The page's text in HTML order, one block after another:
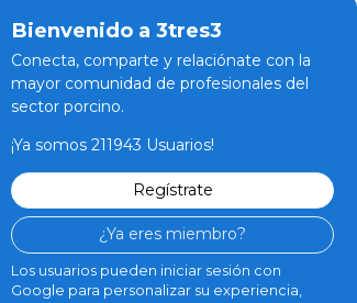
Bienvenido a 3tres3
Conecta, comparte y relaciónate con la
mayor comunidad de profesionales del
sector porcino.
¡Ya somos 211943 Usuarios!
Regístrate
¿Ya eres miembro?
Los usuarios pueden iniciar sesión con
Google para personalizar su experiencia,